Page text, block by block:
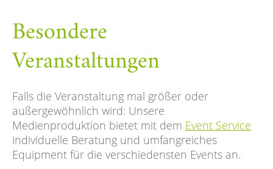
Besondere
Veranstaltungen
Falls die Veranstaltung mal größer oder
außergewöhnlich wird: Unsere
Medienproduktion bietet mit dem Event Service
individuelle Beratung und umfangreiches
Equipment für die verschiedensten Events an.